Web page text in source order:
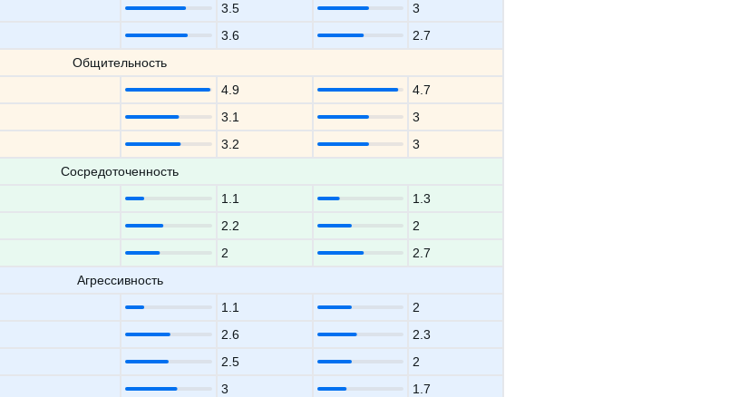
3.5
3
3.6
2.7
Общительность
4.9
4.7
3.1
3
3.2
3
Сосредоточенность
1.1
1.3
2.2
2
2
2.7
Агрессивность
1.1
2
2.6
2.3
2.5
2
3
1.7